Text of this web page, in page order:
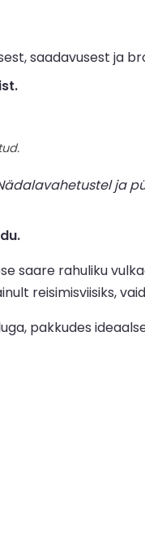
saadavusest ja
ja
saare rahuliku
reisimisviisiks,
pakkudes